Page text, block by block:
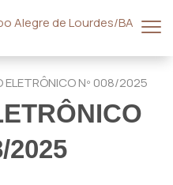
ELETRÔNICO Nº 008/2025
2025